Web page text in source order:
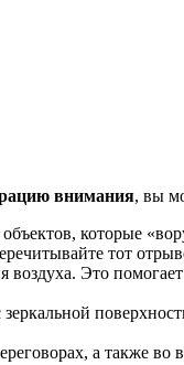
внимания, вы
которые
тот
Это
а также во